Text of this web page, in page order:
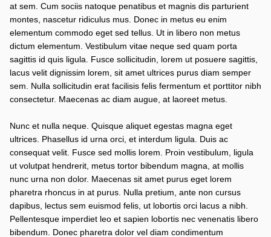
at sem. Cum sociis natoque penatibus et magnis dis parturient
montes, nascetur ridiculus mus. Donec in metus eu enim
elementum commodo eget sed tellus. Ut in libero non metus
dictum elementum. Vestibulum vitae neque sed quam porta
sagittis id quis ligula. Fusce sollicitudin, lorem ut posuere sagittis,
lacus velit dignissim lorem, sit amet ultrices purus diam semper
sem. Nulla sollicitudin erat facilisis felis fermentum et porttitor nibh
consectetur. Maecenas ac diam augue, at laoreet metus.
Nunc et nulla neque. Quisque aliquet egestas magna eget
ultrices. Phasellus id urna orci, et interdum ligula. Duis ac
consequat velit. Fusce sed mollis lorem. Proin vestibulum, ligula
ut volutpat hendrerit, metus tortor bibendum magna, at mollis
nunc urna non dolor. Maecenas sit amet purus eget lorem
pharetra rhoncus in at purus. Nulla pretium, ante non cursus
dapibus, lectus sem euismod felis, ut lobortis orci lacus a nibh.
Pellentesque imperdiet leo et sapien lobortis nec venenatis libero
bibendum. Donec pharetra dolor vel diam condimentum